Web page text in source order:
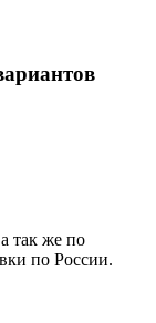
так же по
по России.